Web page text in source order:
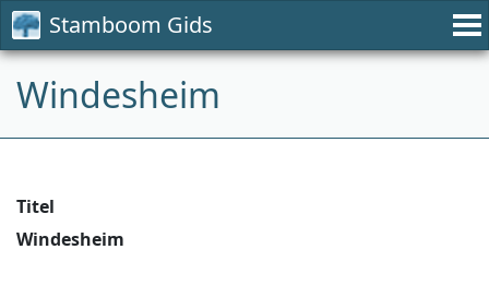
Stamboom Gids
Windesheim
Titel
Windesheim